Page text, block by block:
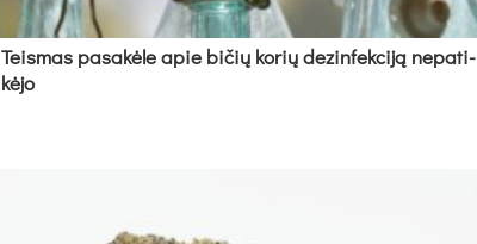
Teis­mas pa­sa­kė­le apie bi­čių ko­rių de­zin­fek­ci­ją ne­pa­ti­
kė­jo